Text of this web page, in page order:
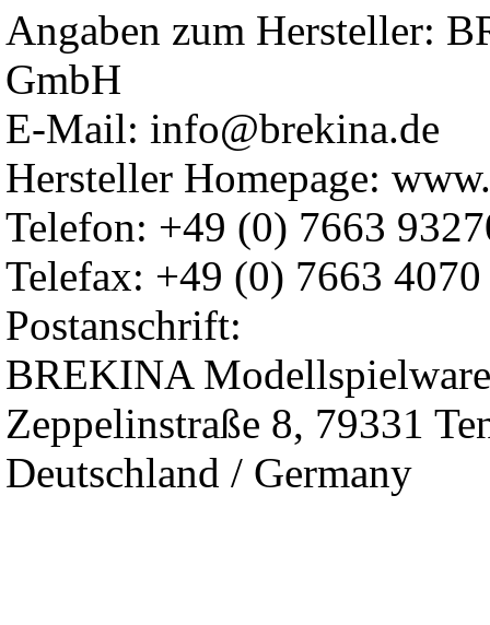
Angaben zum Hersteller:
GmbH
E-Mail: info@brekina.de
Hersteller Homepage:
Telefon: +49 (0) 7663
Telefax: +49 (0) 7663 4070
Postanschrift:
BREKINA
Zeppelinstraße 8, 79331
Deutschland / Germany